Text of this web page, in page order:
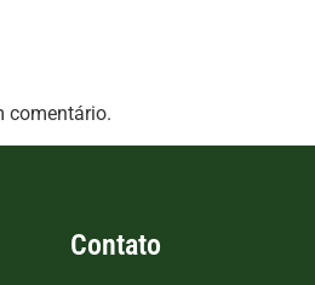
comentário.
Contato